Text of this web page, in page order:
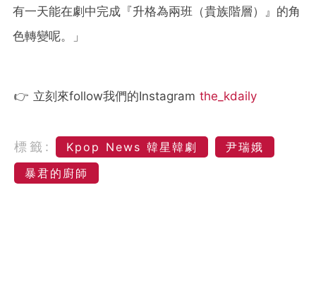
有一天能在劇中完成『升格為兩班（貴族階層）』的角
色轉變呢。」
👉 立刻來follow我們的Instagram the_kdaily
標籤: Kpop News 韓星韓劇
尹瑞娥
暴君的廚師